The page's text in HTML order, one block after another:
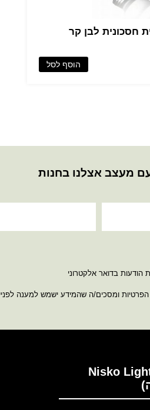
חסכונית לבן קר
הוסף לסל
מעצב אצלנו בחנות
בדואר אלקטרוני
ומסכים/ה שהמידע ישמש למענה